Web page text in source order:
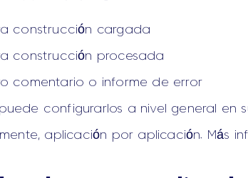
construcción cargada
construcción procesada
comentario o informe de error
puede configurarlos a nivel general en
aplicación por aplicación. Más